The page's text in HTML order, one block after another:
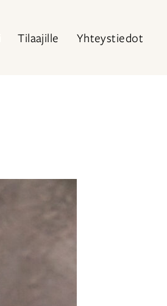
Tilaajille Yhteystiedot